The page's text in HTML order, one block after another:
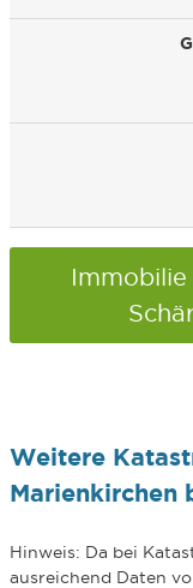
Immobilie
Weitere
Marienkirchen
Hinweis: Da bei
ausreichend Daten